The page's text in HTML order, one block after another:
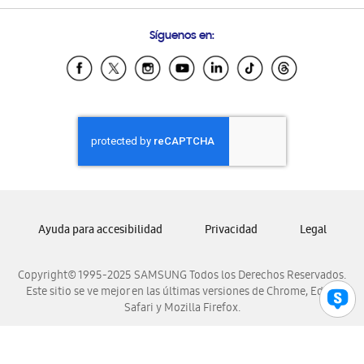
Samsung Ecuador
Samsung El Salvador
Samsung Honduras
Samsung Nicaragua
Samsung Panamá
Samsung Venezuela
Síguenos en:
Copyright© 1995-2025 SAMSUNG Todos los Derechos Reservados.
Este sitio se ve mejor en las últimas versiones de Chrome, Edge,
Safari y Mozilla Firefox.
Ayuda para accesibilidad Privacidad Legal